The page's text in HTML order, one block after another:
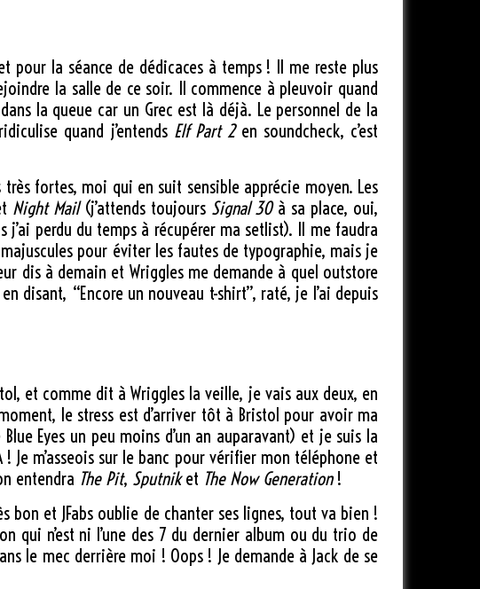
pour la séance de dédicaces à temps ! Il me reste plus
la salle de ce soir. Il commence à pleuvoir quand
la queue car un Grec est là déjà. Le personnel de la
quand j’entends Elf Part 2en soundcheck, c’est
fortes, moi qui en suit sensible apprécie moyen. Les
Night Mail(j’attends toujours Signal 30à sa place, oui,
perdu du temps à récupérer ma setlist). Il me faudra
pour éviter les fautes de typographie, mais je
dis à demain et Wriggles me demande à quel outstore
disant, “Encore un nouveau t-shirt”, raté, je l’ai depuis
et comme dit à Wriggles la veille, je vais aux deux, en
le stress est d’arriver tôt à Bristol pour avoir ma
Eyes un peu moins d’un an auparavant) et je suis la
! Je m’asseois sur le banc pour vérifier mon téléphone et
entendra The Pit, Sputniket The Now Generation!
bon et JFabs oublie de chanter ses lignes, tout va bien !
qui n’est ni l’une des 7 du dernier album ou du trio de
le mec derrière moi ! Oops ! Je demande à Jack de se